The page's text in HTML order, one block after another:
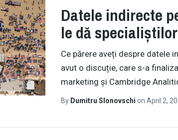
Datele indirecte
le dă
Ce părere aveți despre datele
avut o discuție, care s-a
marketing și Cambridge
By Dumitru Slonovschi on April 2,